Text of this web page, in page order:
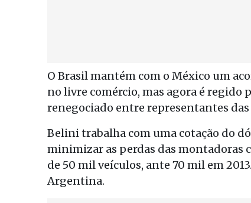
O Brasil mantém com o México um
no livre comércio, mas agora é regido
renegociado entre representantes
Belini trabalha com uma cotação do
minimizar as perdas das montadoras
de 50 mil veículos, ante 70 mil em
Argentina.